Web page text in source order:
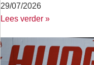
29/07/2026
Lees verder »